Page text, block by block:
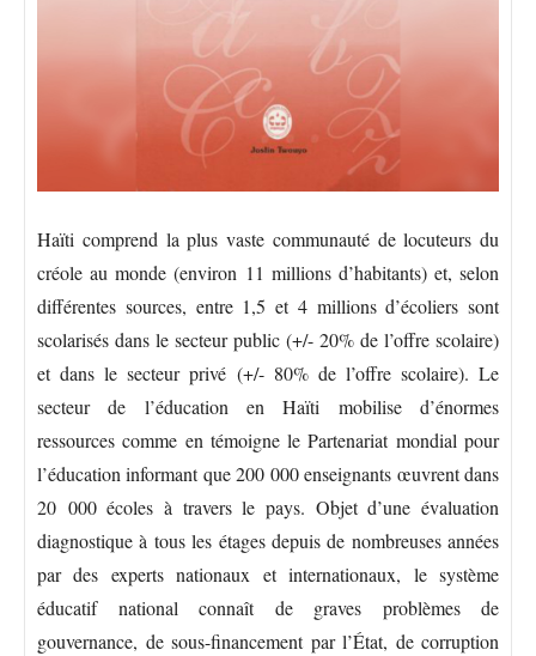
Haïti comprend la plus vaste communauté de locuteurs du
créole au monde (environ 11 millions d’habitants) et, selon
différentes sources, entre 1,5 et 4 millions d’écoliers sont
scolarisés dans le secteur public (+/- 20% de l’offre scolaire)
et dans le secteur privé (+/- 80% de l’offre scolaire). Le
secteur de l’éducation en Haïti mobilise d’énormes
ressources comme en témoigne le Partenariat mondial pour
l’éducation informant que 200 000 enseignants œuvrent dans
20 000 écoles à travers le pays. Objet d’une évaluation
diagnostique à tous les étages depuis de nombreuses années
par des experts nationaux et internationaux, le système
éducatif national connaît de graves problèmes de
gouvernance, de sous-financement par l’État, de corruption